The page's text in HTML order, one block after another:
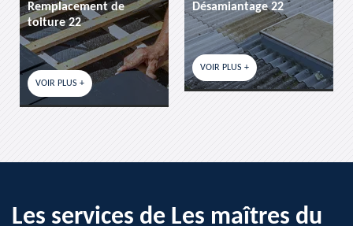
Remplacement de
toiture 22
VOIR PLUS +
Désamiantage 22
VOIR PLUS +
Les services de Les maîtres du